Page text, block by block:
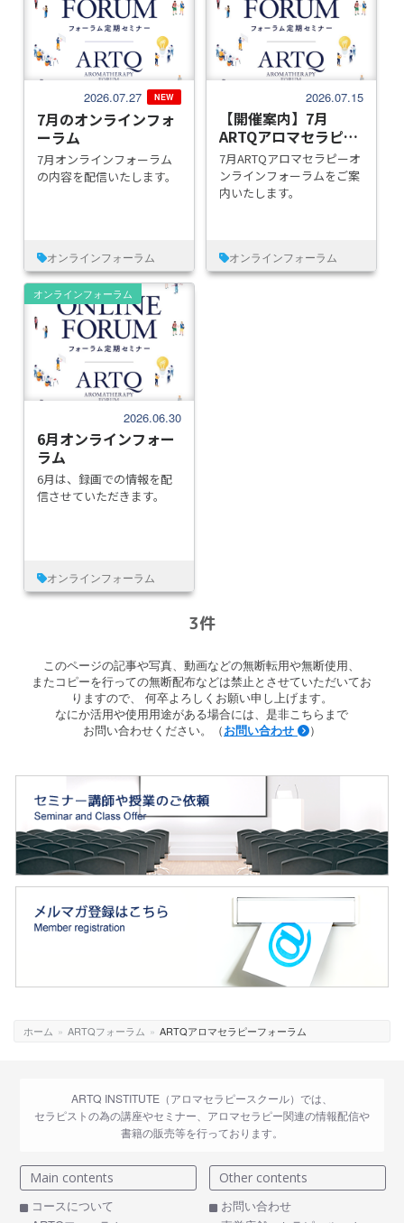
NEW
2026.07.27
7月のオンラインフォ
ーラム
7月オンラインフォーラム
の内容を配信いたします。
オンラインフォーラム
2026.07.15
【開催案内】7月
ARTQアロマセラピー
オンラインフォーラ
ム
7月ARTQアロマセラピーオ
ンラインフォーラムをご案
内いたします。
オンラインフォーラム
オンラインフォーラム
2026.06.30
6月オンラインフォー
ラム
6月は、録画での情報を配
信させていただきます。
オンラインフォーラム
3件
このページの記事や写真、動画などの無断転用や無断使用、
またコピーを行っての無断配布などは禁止とさせていただいてお
りますので、
何卒よろしくお願い申し上げます。
なにか活用や使用用途がある場合には、是非こちらまで
お問い合わせください。（お問い合わせ ）
ホーム » ARTQフォーラム » ARTQアロマセラピーフォーラム
ARTQ INSTITUTE（アロマセラピースクール）では、
セラピストの為の講座やセミナー、アロマセラピー関連の情報配信や
書籍の販売等を行っております。
Main contents
コースについて
Other contents
お問い合わせ